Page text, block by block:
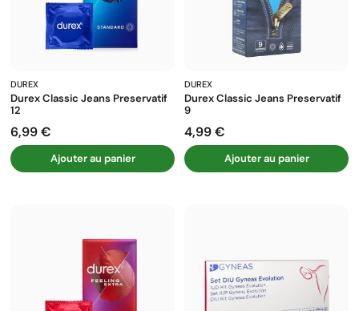
DUREX
Durex Classic Jeans Preservatif
12
Prix
6,99 €
Ajouter au panier
DUREX
Durex Classic Jeans Preservatif
9
Prix
4,99 €
Ajouter au panier